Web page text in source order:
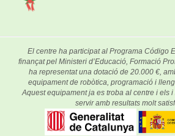
El centre ha participat al Programa Código
finançat pel Ministeri d’Educació, Formació
ha representat una dotació de 20.000 €,
equipament de robòtica, programació i
Aquest equipament ja es troba al centre i els
servir amb resultats molt